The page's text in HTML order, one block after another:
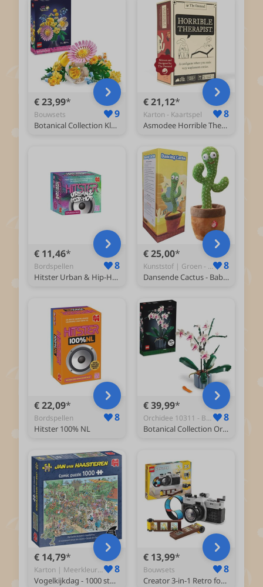
€ 23,99
Bouwsets 9
Botanical Collection Klein zomers boeket 10347
€ 21,12
Karton - Kaartspel 8
Asmodee Horrible Therapist - Kaartspel voor volwassenen - Vanaf 18 jaar
€ 11,46
Bordspellen 8
Hitster Urban & Hip-Hop Uitbreiding
€ 25,00
Kunststof | Groen - Knuffel 8
Dansende Cactus - Baby Knuffel - Interactieve Knuffels - TikTok - Oplaadbaar - Met Cadeauverpakking - Dancing Cactus - Zingende Cactus - Interactief speelgoed - Interactieve knuffel - Pluche knuffels - Praten - Zingen - Dansen - Baby - 120 liedjes
€ 22,09
Bordspellen 8
Hitster 100% NL
€ 39,99
Orchidee 10311 - Bouwsets 8
Botanical Collection Orchidee Decoratie Planten Bouwpakket voor Volwassenen 10311 (bloemen)
€ 14,79
Karton | Meerkleurig - Puzzel 8
Vogelkijkdag - 1000 stukjes puzzel - Legpuzzel - JVH
€ 13,99
Bouwsets 8
Creator 3-in-1 Retro fotocamera Set met Modellen van Speelgoed Tv en Videocamera 31147